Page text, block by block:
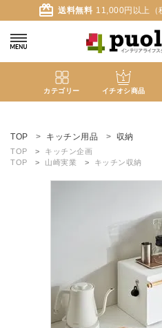
card_giftcard 送料無料 11,000円以上（
カテゴリー イチオシ商品
ようこそ ゲスト 様
カテゴリーから探す
TOP キッチン用品 収納
TOP
キッチン企画
TOP
山崎実業 キッチン収納